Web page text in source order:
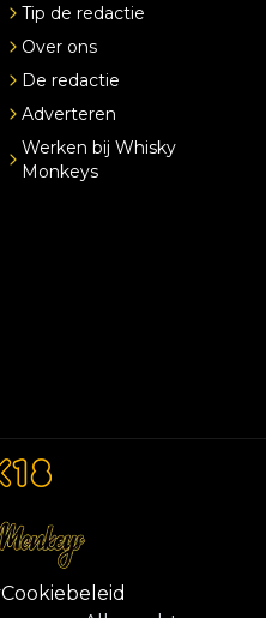
Tip de redactie
Over ons
De redactie
Adverteren
Werken bij Whisky
Monkeys
Cookiebeleid